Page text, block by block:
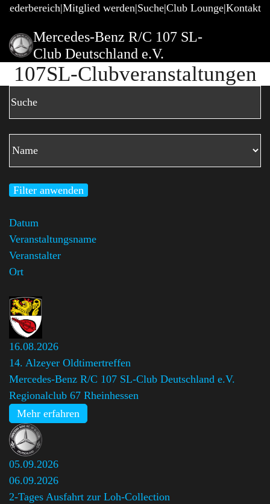
Mitglied werden Suche Club Lounge Kontakt
Mercedes-Benz R/C 107 SL-
Club Deutschland e.V.
107SL-Clubveranstaltungen
Filter anwenden
Datum
Veranstaltungsname
Veranstalter
Ort
16.08.2026
14. Alzeyer Oldtimertreffen
Mercedes-Benz R/C 107 SL-Club Deutschland e.V.
Regionalclub 67 Rheinhessen
Mehr erfahren
05.09.2026
06.09.2026
2-Tages Ausfahrt zur Loh-Collection